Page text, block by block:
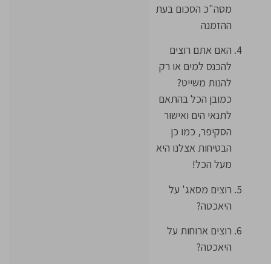
מסה"כ הסכום בעת
ההזמנה
האם אתם רוצים
להכנס למים או רק
להנות משייט?
כמובן הכל בהתאם
לתנאי הים ואישור
הסקיפר, כמו כן
הבטיחות אצלנו היא
מעל הכל!
רוצים מסאג' על
היאכטה?
רוצים ארוחות על
היאכטה?